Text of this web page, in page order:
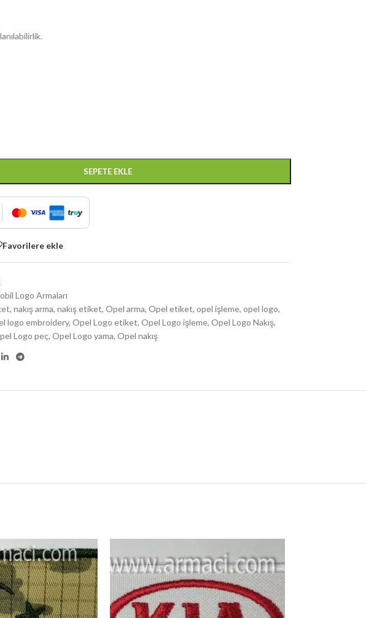
SEPETE EKLE
Favorilere ekle
Logo Armaları
, nakış arma, nakış etiket, Opel arma, Opel etiket, opel işleme, opel logo,
logo embroidery, Opel Logo etiket, Opel Logo işleme, Opel Logo Nakış,
Logo peç, Opel Logo yama, Opel nakış